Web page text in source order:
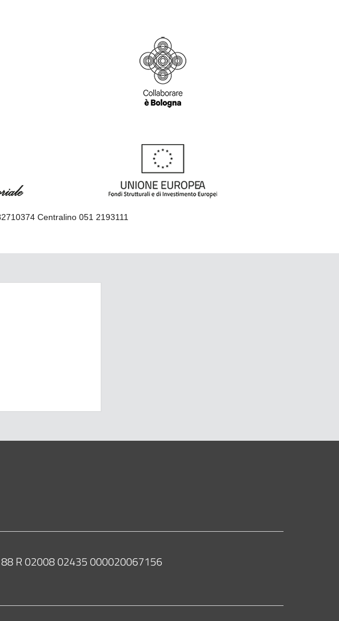
Centralino 051 2193111
88 R 02008 02435 000020067156